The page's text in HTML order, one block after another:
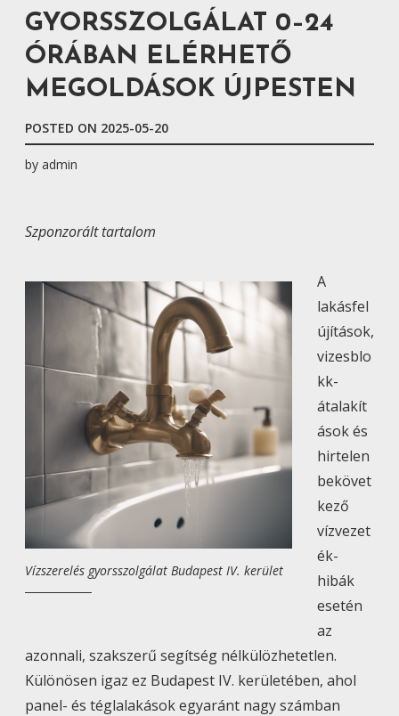
GYORSSZOLGÁLAT 0–24
ÓRÁBAN ELÉRHETŐ
MEGOLDÁSOK ÚJPESTEN
POSTED ON 2025-05-20
by admin
Szponzorált tartalom
Vízszerelés gyorsszolgálat Budapest IV. kerület
A
lakásfel
újítások,
vizesblo
kk-
átalakít
ások és
hirtelen
bekövet
kező
vízvezet
ék-
hibák
esetén
az
azonnali, szakszerű segítség nélkülözhetetlen.
Különösen igaz ez Budapest IV. kerületében, ahol
panel- és téglalakások egyaránt nagy számban